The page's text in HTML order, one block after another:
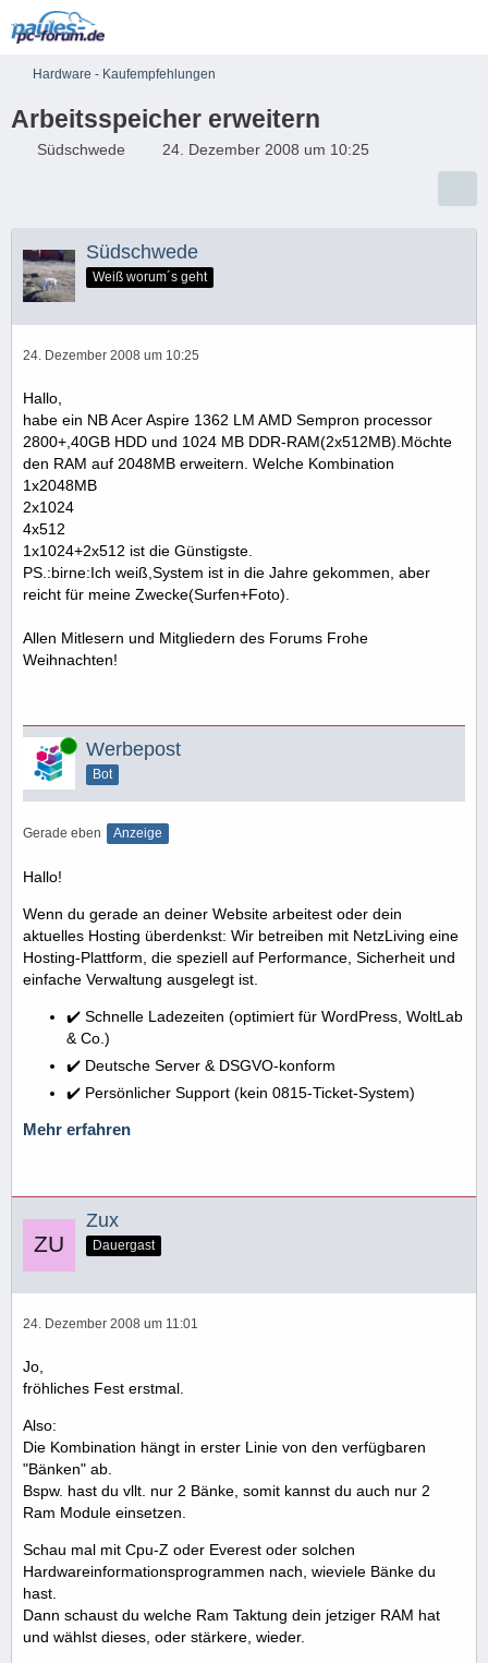
Hardware - Kaufempfehlungen
Arbeitsspeicher erweitern
Südschwede 24. Dezember 2008 um 10:25
Südschwede
Weiß worum´s geht
24. Dezember 2008 um 10:25
Hallo,
habe ein NB Acer Aspire 1362 LM AMD Sempron processor
2800+,40GB HDD und 1024 MB DDR-RAM(2x512MB).Möchte
den RAM auf 2048MB erweitern. Welche Kombination
1x2048MB
2x1024
4x512
1x1024+2x512 ist die Günstigste.
PS.:birne:Ich weiß,System ist in die Jahre gekommen, aber
reicht für meine Zwecke(Surfen+Foto).
Allen Mitlesern und Mitgliedern des Forums Frohe
Weihnachten!
Online Werbepost
Bot
Gerade eben Anzeige
Hallo!
Wenn du gerade an deiner Website arbeitest oder dein
aktuelles Hosting überdenkst: Wir betreiben mit NetzLiving eine
Hosting-Plattform, die speziell auf Performance, Sicherheit und
einfache Verwaltung ausgelegt ist.
✔️ Schnelle Ladezeiten (optimiert für WordPress, WoltLab
& Co.)
✔️ Deutsche Server & DSGVO-konform
✔️ Persönlicher Support (kein 0815-Ticket-System)
Mehr erfahren
Zux
Dauergast
24. Dezember 2008 um 11:01
Jo,
fröhliches Fest erstmal.
Also:
Die Kombination hängt in erster Linie von den verfügbaren
"Bänken" ab.
Bspw. hast du vllt. nur 2 Bänke, somit kannst du auch nur 2
Ram Module einsetzen.
Schau mal mit Cpu-Z oder Everest oder solchen
Hardwareinformationsprogrammen nach, wieviele Bänke du
hast.
Dann schaust du welche Ram Taktung dein jetziger RAM hat
und wählst dieses, oder stärkere, wieder.